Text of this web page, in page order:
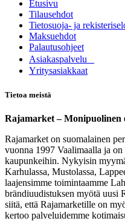
Etusivu
Tilausehdot
Tietosuoja- ja
Maksuehdot
Palautusohjeet
Asia​k​aspalvelu
​Yritysasiakkaat
Tietoa meistä
Rajamarket – Monipuolinen
Rajamarket on suomalainen
vuonna 1997 Vaalimaalla ja
kaupunkeihin. Nykyisin
Karhulassa, Mustolassa,
laajensimme toimintaamme
brändiuudistuksen myötä uusi
siitä, että Rajamarketille on
kertoo palveluidemme